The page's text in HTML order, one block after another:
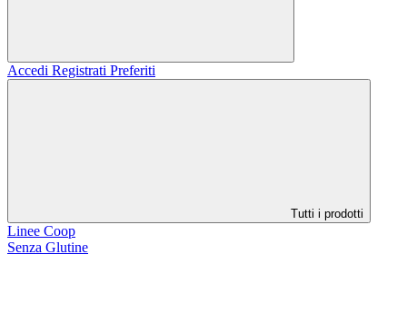
Accedi Registrati Preferiti
Tutti i prodotti
Linee Coop
Senza Glutine